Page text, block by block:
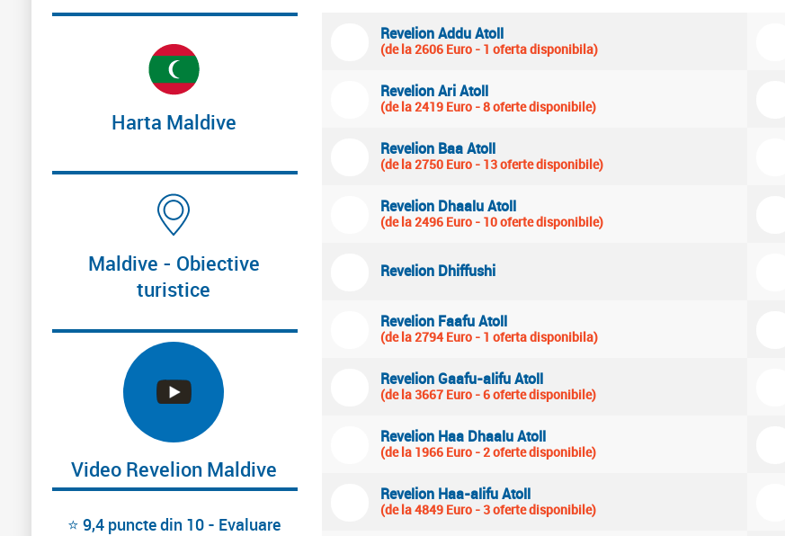
Revelion Addu Atoll
(de la 2606 Euro - 1 oferta disponibila)
Revelion Ari Atoll
(de la 2419 Euro - 8 oferte disponibile)
Revelion Baa Atoll
(de la 2750 Euro - 13 oferte disponibile)
Revelion Dhaalu Atoll
(de la 2496 Euro - 10 oferte disponibile)
Revelion Dhiffushi
Revelion Faafu Atoll
(de la 2794 Euro - 1 oferta disponibila)
Revelion Gaafu-alifu Atoll
(de la 3667 Euro - 6 oferte disponibile)
Revelion Haa Dhaalu Atoll
(de la 1966 Euro - 2 oferte disponibile)
Revelion Haa-alifu Atoll
(de la 4849 Euro - 3 oferte disponibile)
Harta Maldive
Maldive - Obiective
turistice
Video Revelion Maldive
⭐ 9,4 puncte din 10 - Evaluare